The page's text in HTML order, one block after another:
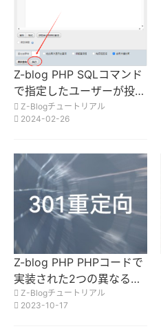
Z-blog PHP SQLコマンド
で指定したユーザーが投稿
した記事を一括削除
Z-Blogチュートリアル
2024-02-26
Z-blog PHP PHPコードで
実装された2つの異なる方
法の301リダイレクト
Z-Blogチュートリアル
2023-10-17